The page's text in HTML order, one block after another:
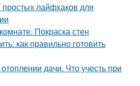
простых лайфхаков для
Покраска стен
как правильно готовить
дачи. Что учесть при